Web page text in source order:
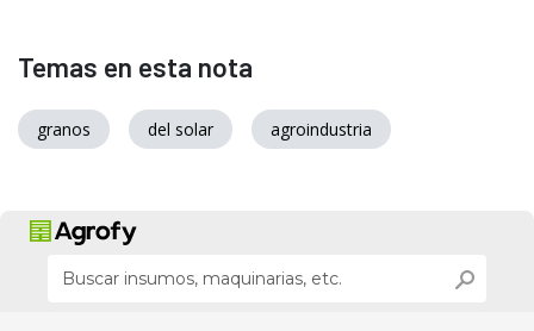
Temas en esta nota
granos del solar agroindustria